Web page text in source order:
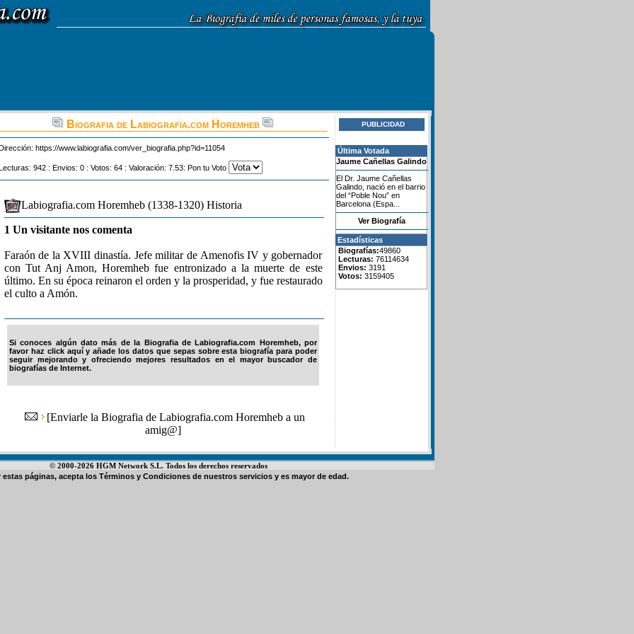
Biografia de Labiografia.com Horemheb
https://www.labiografia.com/ver_biografia.php?id=11054
942 : Envios: 0 : Votos: 64 : Valoración: 7.53: Pon tu Voto
Labiografia.com Horemheb (1338-1320) Historia
1 Un visitante nos comenta
Faraón de la XVIII dinastía. Jefe militar de Amenofis IV y gobernador
con Tut Anj Amon, Horemheb fue entronizado a la muerte de este
último. En su época reinaron el orden y la prosperidad, y fue restaurado
el culto a Amón.
Si conoces algún dato más de la Biografia de Labiografia.com Horemheb, por
favor haz click aquí y añade los datos que sepas sobre esta biografía para poder
seguir mejorando y ofreciendo mejores resultados en el mayor buscador de
biografías de Internet.
[Enviarle la Biografia de Labiografia.com Horemheb a un
amig@]
PUBLICIDAD
Última Votada
Jaume Cañellas Galindo
El Dr. Jaume Cañellas
Galindo, nació en el barrio
del “Poble Nou” en
Barcelona (Espa...
Ver Biografía
Estadísticas
Biografías:49860
Lecturas: 76114634
Envios: 3191
Votos: 3159405
© 2000-2026 HGM Network S.L. Todos los derechos reservados
estas páginas, acepta los Términos y Condiciones de nuestros servicios y es mayor de edad.